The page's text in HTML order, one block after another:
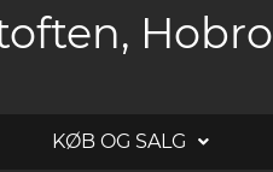
Hobro
KØB OG SALG